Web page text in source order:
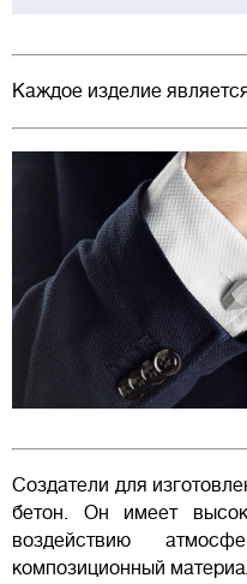
Каждое изделие
Создатели для
бетон. Он имеет
воздействию
композиционный